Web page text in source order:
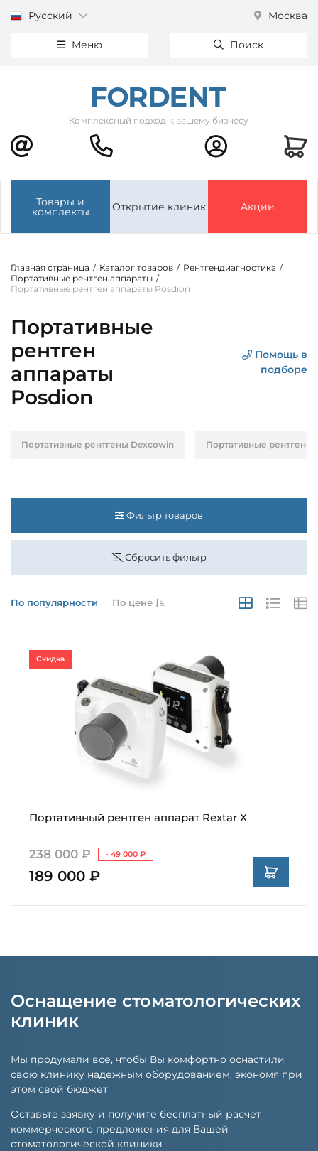
Русский Москва
Меню Поиск
Комплексный подход к вашему бизнесу
Товары и
комплекты Открытие клиник Акции
Главная страница / Каталог товаров / Рентгендиагностика /
Портативные рентген аппараты /
Портативные рентген аппараты Posdion
Портативные
рентген
аппараты
Posdion
Помощь в
подборе
Портативные рентгены Dexcowin Портативные рентгены
Фильтр товаров
Сбросить фильтр
По популярности По цене
Портативный рентген аппарат Rextar X
238 000 ₽ - 49 000 ₽
189 000 ₽
Скидка
Оснащение стоматологических
клиник
Мы продумали все, чтобы Вы комфортно оснастили
свою клинику надежным оборудованием, экономя при
этом свой бюджет
Оставьте заявку и получите бесплатный расчет
коммерческого предложения для Вашей
стоматологической клиники